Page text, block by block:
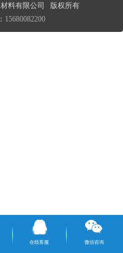
材料有限公司 版权所有
15680082200
在线客服 微信咨询